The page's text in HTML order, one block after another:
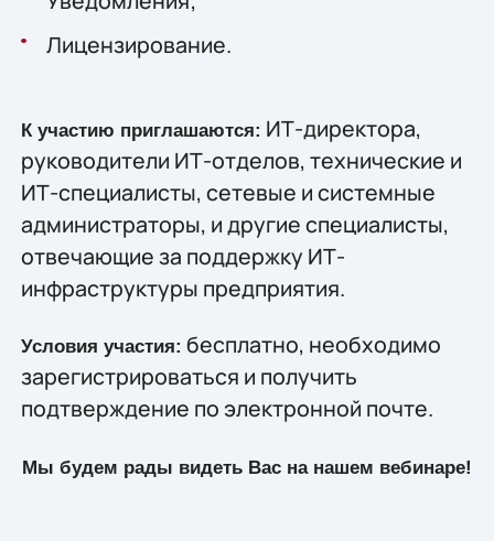
Лицензирование.
К участию приглашаются: ИТ-директора,
руководители ИТ-отделов, технические и
ИТ-специалисты, сетевые и системные
администраторы, и другие специалисты,
отвечающие за поддержку ИТ-
инфраструктуры предприятия.
Условия участия: бесплатно, необходимо
зарегистрироваться и получить
подтверждение по электронной почте.
Мы будем рады видеть Вас на нашем вебинаре!